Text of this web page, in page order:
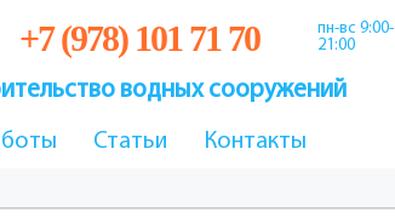
+7 (978) 101 71 70
пн-вс 9:00-
21:00
водных сооружений
Статьи Контакты